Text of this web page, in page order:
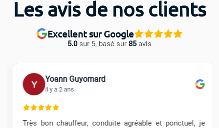
Les avis de nos clients
Excellent sur Google
5.0sur 5, basé sur 85avis
Y Yoann Guyomard
il y a 2 ans
Très bon chauffeur, conduite agréable et ponctuel, je